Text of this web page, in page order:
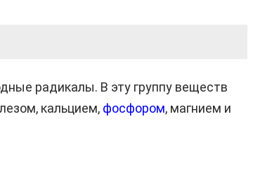
радикалы. В эту группу веществ
кальцием, фосфором, магнием и